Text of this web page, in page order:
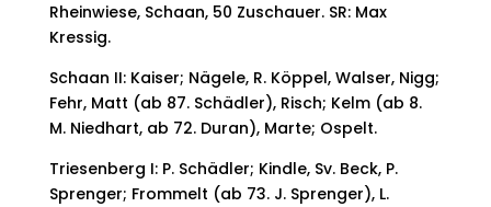
Rheinwiese, Schaan,50 Zuschauer. SR: Max
Kressig.
Schaan II:Kaiser; Nägele, R. Köppel, Walser, Nigg;
Fehr, Matt (ab 87. Schädler), Risch; Kelm (ab 8.
M. Niedhart, ab 72. Duran), Marte; Ospelt.
Triesenberg I:P. Schädler; Kindle, Sv. Beck, P.
Sprenger; Frommelt (ab 73. J. Sprenger), L.